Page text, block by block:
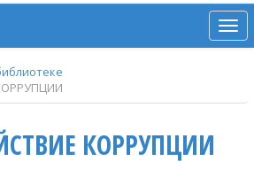
КОРРУПЦИИ